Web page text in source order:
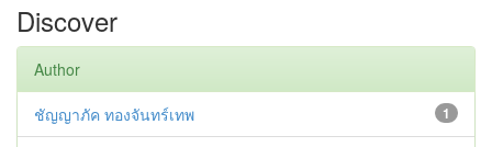
Discover
Author
1
ชัญญาภัค ทองจันทร์เทพ